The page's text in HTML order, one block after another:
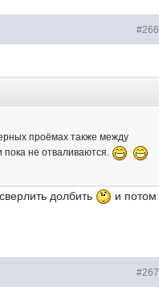
#266
проёмах также между
пока не отваливаются.
долбить
и потом
#267